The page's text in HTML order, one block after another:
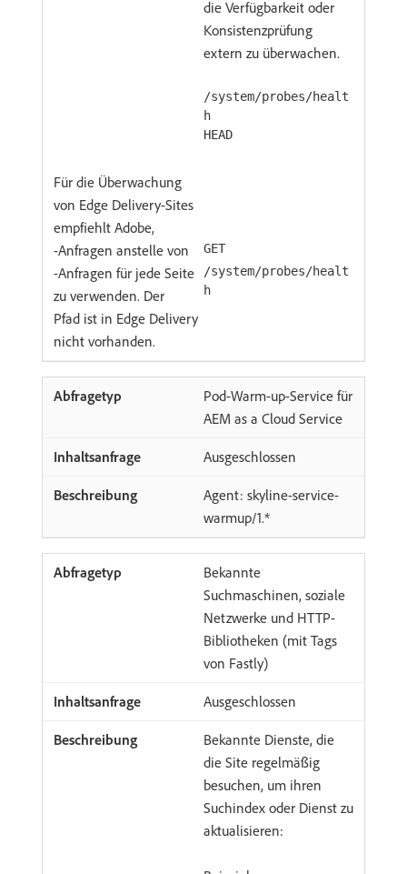
die Verfügbarkeit oder
Konsistenzprüfung
extern zu überwachen.
/system/probes/healt
h
Für die Überwachung
von Edge Delivery-Sites
empfiehlt Adobe,
HEAD
-Anfragen anstelle von GET
-Anfragen für jede Seite
zu verwenden. Der
/system/probes/healt
h
Pfad ist in Edge Delivery
nicht vorhanden.
Pod-Warm-up-Service für
AEM as a Cloud Service
Ausgeschlossen
Agent: skyline-service-
warmup/1.*
Bekannte
Suchmaschinen, soziale
Netzwerke und HTTP-
Bibliotheken (mit Tags
von Fastly)
Ausgeschlossen
Bekannte Dienste, die
die Site regelmäßig
besuchen, um ihren
Suchindex oder Dienst zu
aktualisieren: